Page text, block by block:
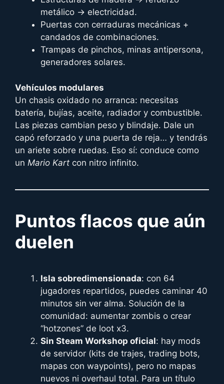
metálico → electricidad.
Puertas con cerraduras mecánicas +
candados de combinaciones.
Trampas de pinchos, minas antipersona,
generadores solares.
Vehículos modulares
Un chasis oxidado no arranca: necesitas
batería, bujías, aceite, radiador y combustible.
Las piezas cambian peso y blindaje. Dale un
capó reforzado y una puerta de reja… y tendrás
un ariete sobre ruedas. Eso sí: conduce como
un Mario Kart con nitro infinito.
Puntos flacos que aún
duelen
Isla sobredimensionada: con 64
jugadores repartidos, puedes caminar 40
minutos sin ver alma. Solución de la
comunidad: aumentar zombis o crear
“hotzones” de loot x3.
Sin Steam Workshop oficial: hay mods
de servidor (kits de trajes, trading bots,
mapas con waypoints), pero no mapas
nuevos ni overhaul total. Para un título